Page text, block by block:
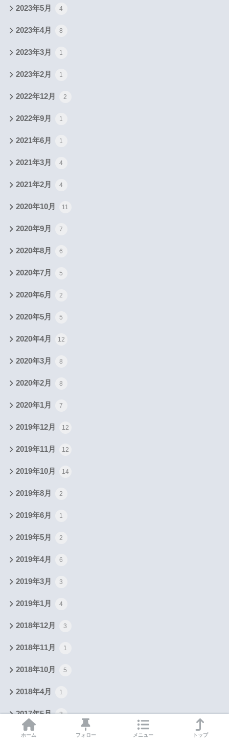
2023年5月 4
2023年4月 8
2023年3月 1
2023年2月 1
2022年12月 2
2022年9月 1
2021年6月 1
2021年3月 4
2021年2月 4
2020年10月 11
2020年9月 7
2020年8月 6
2020年7月 5
2020年6月 2
2020年5月 5
2020年4月 12
2020年3月 8
2020年2月 8
2020年1月 7
2019年12月 12
2019年11月 12
2019年10月 14
2019年8月 2
2019年6月 1
2019年5月 2
2019年4月 6
2019年3月 3
2019年1月 4
2018年12月 3
2018年11月 1
2018年10月 5
2018年4月 1
2017年5月 2
ホーム フォロー メニュー トップ